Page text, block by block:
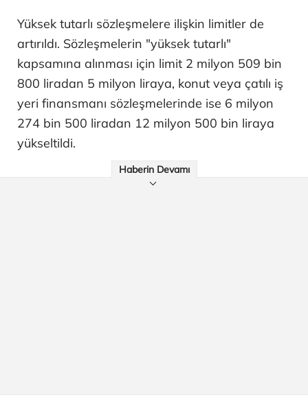
Yüksek tutarlı sözleşmelere ilişkin limitler de
artırıldı. Sözleşmelerin "yüksek tutarlı"
kapsamına alınması için limit 2 milyon 509 bin
800 liradan 5 milyon liraya, konut veya çatılı iş
yeri finansmanı sözleşmelerinde ise 6 milyon
274 bin 500 liradan 12 milyon 500 bin liraya
yükseltildi.
Haberin Devamı